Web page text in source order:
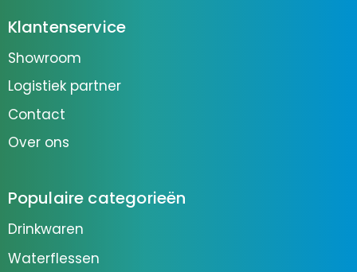
Klantenservice
Showroom
Logistiek partner
Contact
Over ons
Populaire categorieën
Drinkwaren
Waterflessen